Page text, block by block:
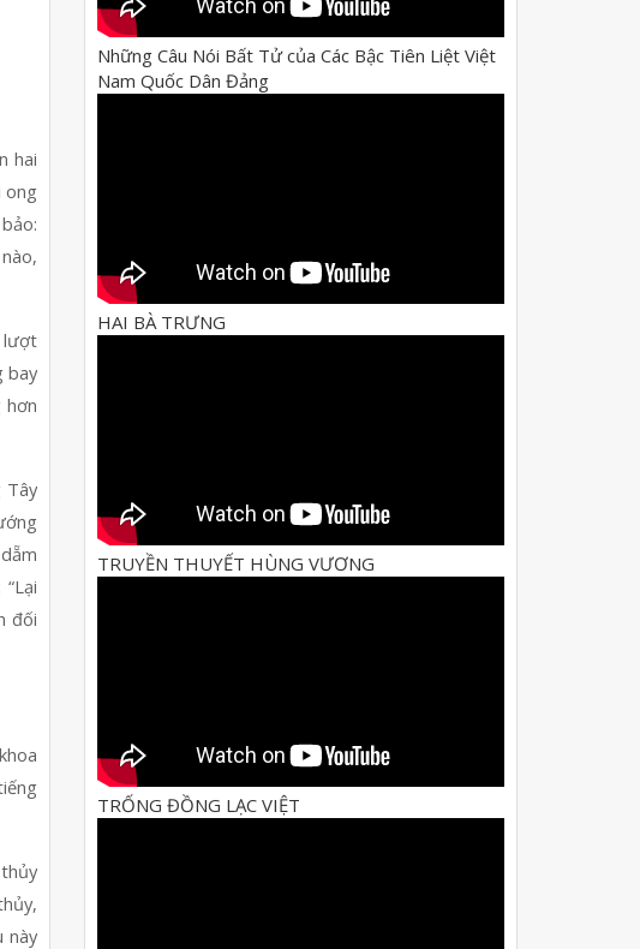
hai
ong
lượt
bay
hơn
Tây
đối
này
Những Câu Nói Bất Tử của Các Bậc Tiên Liệt Việt
Nam Quốc Dân Đảng
HAI BÀ TRƯNG
TRUYỀN THUYẾT HÙNG VƯƠNG
TRỐNG ĐỒNG LẠC VIỆT